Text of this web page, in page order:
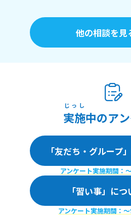
他の相談を見
実施
じっし
中のア
「友だち・グループ
アンケート実施期間：
「習い事」につ
アンケート実施期間：